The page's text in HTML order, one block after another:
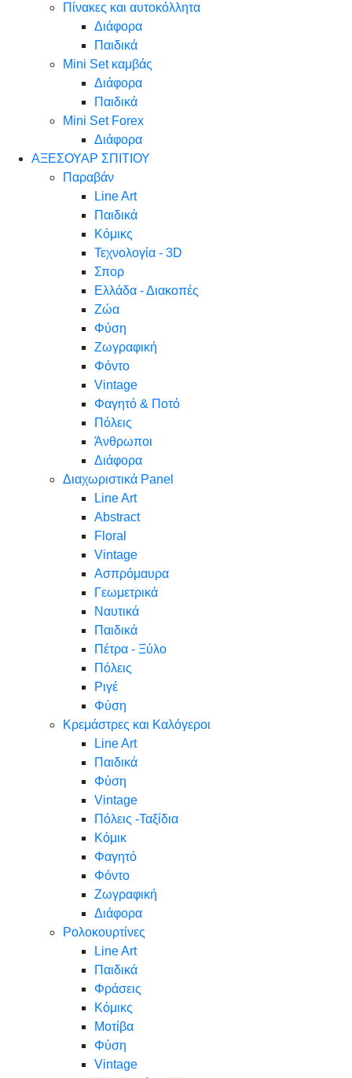
Πίνακες και αυτοκόλλητα
Διάφορα
Παιδικά
Mini Set καμβάς
Διάφορα
Παιδικά
Mini Set Forex
Διάφορα
ΑΞΕΣΟΥΑΡ ΣΠΙΤΙΟΥ
Παραβάν
Line Art
Παιδικά
Κόμικς
Τεχνολογία - 3D
Σπορ
Ελλάδα - Διακοπές
Ζώα
Φύση
Ζωγραφική
Φόντο
Vintage
Φαγητό & Ποτό
Πόλεις
Άνθρωποι
Διάφορα
Διαχωριστικά Panel
Line Art
Abstract
Floral
Vintage
Ασπρόμαυρα
Γεωμετρικά
Ναυτικά
Παιδικά
Πέτρα - Ξύλο
Πόλεις
Ριγέ
Φύση
Κρεμάστρες και Καλόγεροι
Line Art
Παιδικά
Φύση
Vintage
Πόλεις -Ταξίδια
Κόμικ
Φαγητό
Φόντο
Ζωγραφική
Διάφορα
Ρολοκουρτίνες
Line Art
Παιδικά
Φράσεις
Κόμικς
Μοτίβα
Φύση
Vintage